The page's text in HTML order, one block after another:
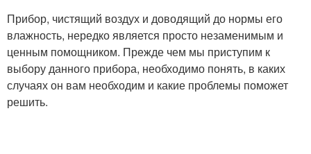
Прибор, чистящий воздух и доводящий до нормы его
влажность, нередко является просто незаменимым и
ценным помощником. Прежде чем мы приступим к
выбору данного прибора, необходимо понять, в каких
случаях он вам необходим и какие проблемы поможет
решить.